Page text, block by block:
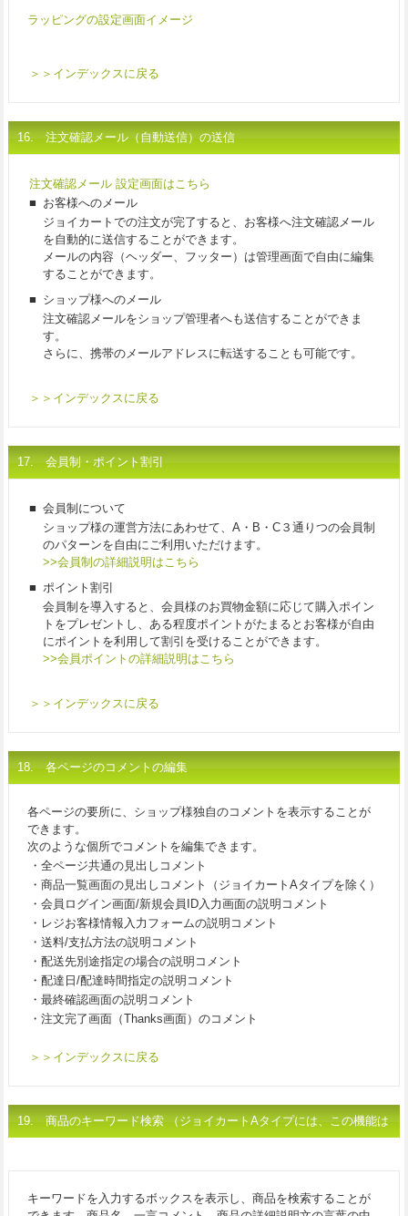
ラッピングの設定画面イメージ
＞＞インデックスに戻る
16. 注文確認メール（自動送信）の送信
注文確認メール 設定画面はこちら
■ お客様へのメール
ジョイカートでの注文が完了すると、お客様へ注文確認メール
を自動的に送信することができます。
メールの内容（ヘッダー、フッター）は管理画面で自由に編集
することができます。
■ ショップ様へのメール
注文確認メールをショップ管理者へも送信することができま
す。
さらに、携帯のメールアドレスに転送することも可能です。
＞＞インデックスに戻る
17. 会員制・ポイント割引
■ 会員制について
ショップ様の運営方法にあわせて、A・B・C３通りつの会員制
のパターンを自由にご利用いただけます。
>>会員制の詳細説明はこちら
■ ポイント割引
会員制を導入すると、会員様のお買物金額に応じて購入ポイン
トをプレゼントし、ある程度ポイントがたまるとお客様が自由
にポイントを利用して割引を受けることができます。
>>会員ポイントの詳細説明はこちら
＞＞インデックスに戻る
18. 各ページのコメントの編集
各ページの要所に、ショップ様独自のコメントを表示することが
できます。
次のような個所でコメントを編集できます。
・全ページ共通の見出しコメント
・商品一覧画面の見出しコメント（ジョイカートAタイプを除く）
・会員ログイン画面/新規会員ID入力画面の説明コメント
・レジお客様情報入力フォームの説明コメント
・送料/支払方法の説明コメント
・配送先別途指定の場合の説明コメント
・配達日/配達時間指定の説明コメント
・最終確認画面の説明コメント
・注文完了画面（Thanks画面）のコメント
＞＞インデックスに戻る
19. 商品のキーワード検索 （ジョイカートAタイプには、この機能は
キーワードを入力するボックスを表示し、商品を検索することが